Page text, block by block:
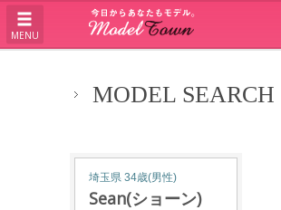
MENU
MODEL SEARCH
埼玉県 34歳(男性)
Sean(ショーン)